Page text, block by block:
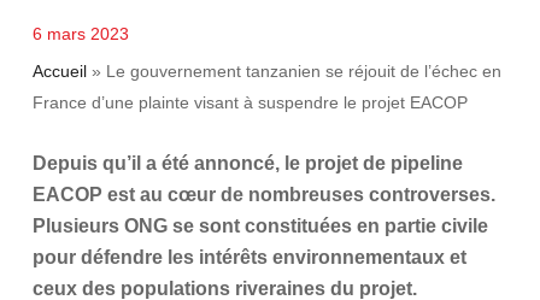
6 mars 2023
Accueil» Le gouvernement tanzanien se réjouit de l’échec en
France d’une plainte visant à suspendre le projet EACOP
Depuis qu’il a été annoncé, le projet de pipeline
EACOP est au cœur de nombreuses controverses.
Plusieurs ONG se sont constituées en partie civile
pour défendre les intérêts environnementaux et
ceux des populations riveraines du projet.